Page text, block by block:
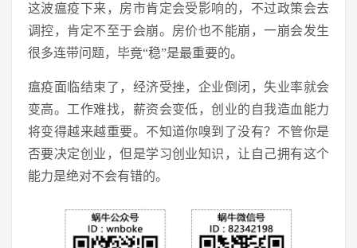
这波瘟疫下来，房市肯定会受影响的，不过政策会去
调控，肯定不至于会崩。房价也不能崩，一崩会发生
很多连带问题，毕竟“稳”是最重要的。
瘟疫面临结束了，经济受挫，企业倒闭，失业率就会
变高。工作难找，薪资会变低，创业的自我造血能力
将变得越来越重要。不知道你嗅到了没有？不管你是
否要决定创业，但是学习创业知识，让自己拥有这个
能力是绝对不会有错的。